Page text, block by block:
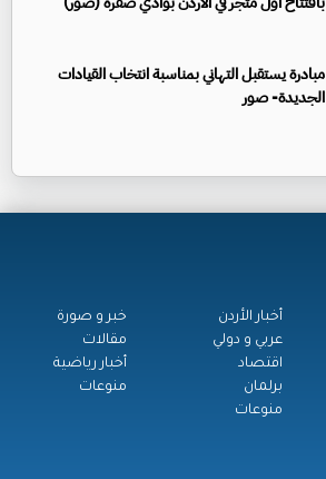
مبادرة يستقبل التهاني بمناسبة انتخاب القيادات
الجديدة- صور
أخبار الأردن
عربي و دولي
اقتصاد
برلمان
منوعات
خبر و صورة
مقالات
أخبار رياضية
منوعات